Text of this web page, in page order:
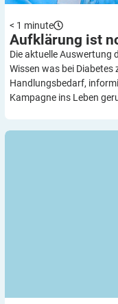
< 1 minute
Aufklärung ist
Die aktuelle Auswertung
Wissen was bei
Handlungsbedarf,
Kampagne ins Leben